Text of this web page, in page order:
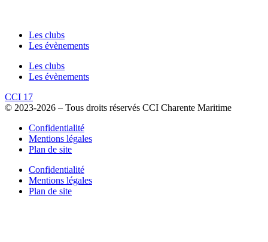
Les clubs
Les évènements
Les clubs
Les évènements
CCI 17
© 2023-2026 – Tous droits réservés CCI Charente Maritime
Confidentialité
Mentions légales
Plan de site
Confidentialité
Mentions légales
Plan de site